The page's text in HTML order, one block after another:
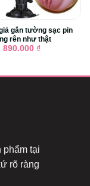
gắn tường sạc pin
rên như thật
890.000 ₫
phẩm tại
rõ ràng